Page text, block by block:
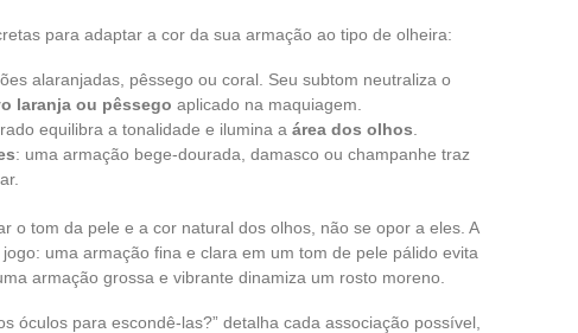
para adaptar a cor da sua armação ao tipo de olheira:
alaranjadas, pêssego ou coral. Seu subtom neutraliza o
laranja ou pêssego aplicado na maquiagem.
equilibra a tonalidade e ilumina a área dos olhos
: uma armação bege-dourada, damasco ou champanhe traz
o tom da pele e a cor natural dos olhos, não se opor a eles. A
uma armação fina e clara em um tom de pele pálido evita
armação grossa e vibrante dinamiza um rosto moreno.
óculos para escondê-las?” detalha cada associação possível,